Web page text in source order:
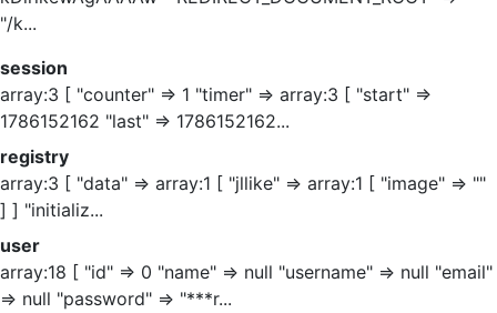
"/k...
session
array:3 [ "counter" => 1 "timer" => array:3 [ "start" =>
1786152162 "last" => 1786152162...
registry
array:3 [ "data" => array:1 [ "jllike" => array:1 [ "image" => ""
] ] "initializ...
user
array:18 [ "id" => 0 "name" => null "username" => null "email"
=> null "password" => "***r...